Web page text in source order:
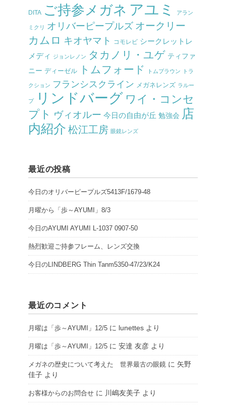
DITA ご持参メガネ アユミ アラン
ミクリ オリバーピープルズ オークリー
カムロ キオヤマト コモレビ シークレットレ
メディ
ジョンレノン タカノリ・ユゲ ティファ
ニー ディーゼル トムフォード トムブラウン トラ
クション フランシスクライン メガネレンズ ラルー
プ リンドバーグ ワイ・コンセ
プト ヴィオルー 今日の自由が丘 勉強会 店
内紹介 松江工房 眼鏡レンズ
最近の投稿
今日のオリバーピープルズ5413F/1679-48
月曜から「歩～AYUMI」8/3
今日のAYUMI AYUMI L-1037 0907-50
熱烈歓迎ご持参フレーム、レンズ交換
今日のLINDBERG Thin Tanm5350-47/23/K24
最近のコメント
月曜は「歩～AYUMI」12/5 に lunettes より
月曜は「歩～AYUMI」12/5 に 安達 友彦 より
メガネの歴史について考えた 世界最古の眼鏡 に 矢野
佳子 より
お客様からのお問合せ に 川嶋友美子 より